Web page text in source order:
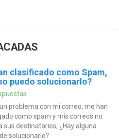
clasificado como Spam,
puedo solucionarlo?
problema con mi correo, me han
como spam y mis correos no
sus destinatarios, ¿Hay alguna
solucionarlo?